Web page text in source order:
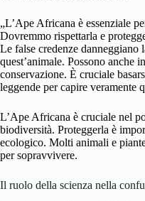
„L’Ape Africana è essenziale
Dovremmo rispettarla e
Le false credenze danneggiano
quest’animale. Possono anche
conservazione. È cruciale
leggende per capire veramente
L’Ape Africana è cruciale nel
biodiversità. Proteggerla è
ecologico. Molti animali e
per sopravvivere.
Il ruolo della scienza nella